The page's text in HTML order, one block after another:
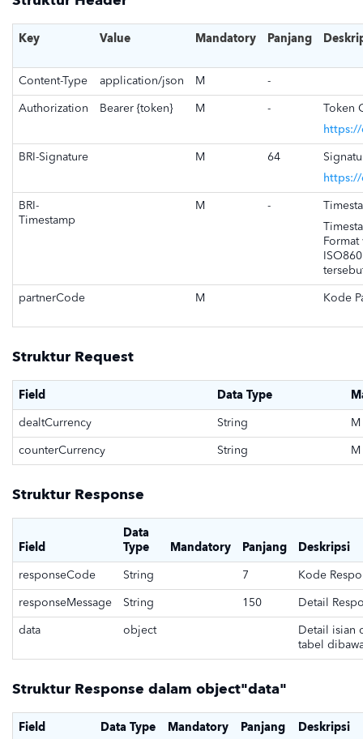
Key Value Mandatory Panjang
Content-Type application/json M -
Authorization Bearer {token} M -
Token
BRI-Signature M 64
BRI-
Timestamp
M -
partnerCode M Kode
Struktur Request
Field Data Type
dealtCurrency String M
counterCurrency String M
Struktur Response
Field
Data
Type
Mandatory Panjang Deskripsi
responseCode String 7 Kode
responseMessage String 150 Detail
data object
Detail isian
tabel
Struktur Response dalam object"data"
Field Data Type Mandatory Panjang Deskripsi